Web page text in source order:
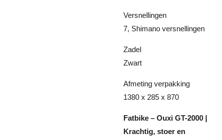
Versnellingen
7, Shimano versnellingen
Zadel
Zwart
Afmeting verpakking
1380 x 285 x 870
Fatbike – Ouxi GT-2000 |
Krachtig, stoer en